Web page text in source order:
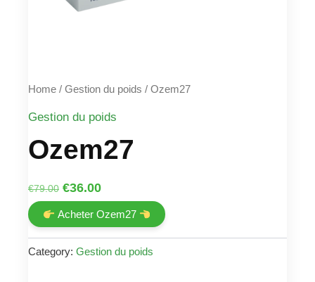
Home / Gestion du poids / Ozem27
Gestion du poids
Ozem27
€79.00 Original
price
was:
€79.00.
€36.00Current
price
is:
€36.00.
Acheter Ozem27
Category: Gestion du poids